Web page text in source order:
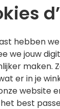
hebben
we jouw
maken.
er in je
website
best